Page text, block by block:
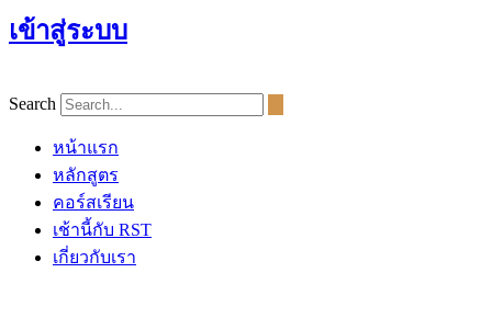
เข้าสู่ระบบ
Search
หน้าแรก
หลักสูตร
คอร์สเรียน
เช้านี้กับ RST
เกี่ยวกับเรา